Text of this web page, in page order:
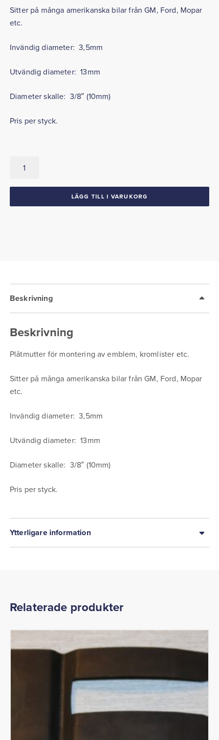
Sitter på många amerikanska bilar från GM, Ford, Mopar
etc.
Invändig diameter: 3,5mm
Utvändig diameter: 13mm
Diameter skalle: 3/8″ (10mm)
Pris per styck.
3,5mm
LÄGG TILL I VARUKORG
Beskrivning
Beskrivning
Plåtmutter för montering av emblem, kromlister etc.
Sitter på många amerikanska bilar från GM, Ford, Mopar
etc.
Invändig diameter: 3,5mm
Utvändig diameter: 13mm
Diameter skalle: 3/8″ (10mm)
Pris per styck.
Ytterligare information
Relaterade produkter